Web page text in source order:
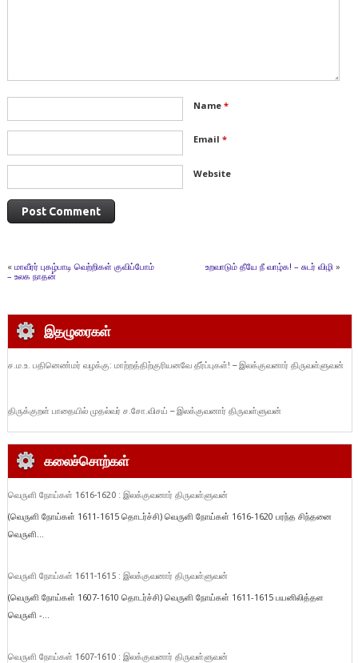
Name *
Email *
Website
« மாவீரர் புகழ்பாடி வெற்றிகள் குவிப்போம்
– உலக நாதன்
உறவாடும் தீயே நீ வாழ்க! – சுடர் விழி »
இதழுரைகள்
ச.ம.உ. பதினெண்மர் வழக்கு: மாற்றத்திற்குரியனவே தீர்ப்புகள்! – இலக்குவனார் திருவள்ளுவன்
திருக்குறள் பாதையில் முதல்வர் ச.சோ.விசய் – இலக்குவனார் திருவள்ளுவன்
கலைச்சொற்கள்
வெருளி நோய்கள் 1616-1620 : இலக்குவனார் திருவள்ளுவன்
(வெருளி நோய்கள் 1611-1615 தொடர்ச்சி) வெருளி நோய்கள் 1616-1620 பரந்த சிந்தனை
வெருளி...
வெருளி நோய்கள் 1611-1615 : இலக்குவனார் திருவள்ளுவன்
(வெருளி நோய்கள் 1607-1610 தொடர்ச்சி) வெருளி நோய்கள் 1611-1615 பயனிலித்தள
வெருளி -...
வெருளி நோய்கள் 1607-1610 : இலக்குவனார் திருவள்ளுவன்